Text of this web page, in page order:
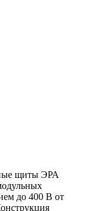
щиты ЭРА
до 400 В от